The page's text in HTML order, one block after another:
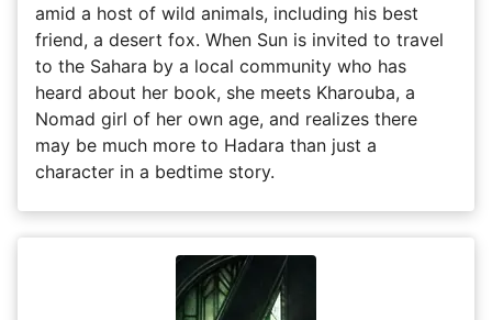
amid a host of wild animals, including his best
friend, a desert fox. When Sun is invited to travel
to the Sahara by a local community who has
heard about her book, she meets Kharouba, a
Nomad girl of her own age, and realizes there
may be much more to Hadara than just a
character in a bedtime story.